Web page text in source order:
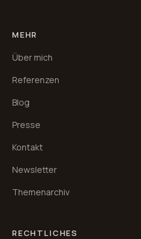
MEHR
Über mich
Referenzen
Blog
Presse
Kontakt
Newsletter
Themenarchiv
RECHTLICHES